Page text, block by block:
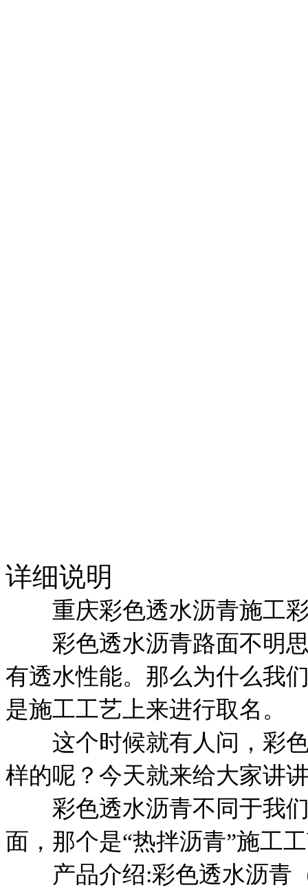
详细说明
重庆彩色透水沥青施工彩
彩色透水沥青路面不明思
有透水性能。那么为什么我
是施工工艺上来进行取名。
这个时候就有人问，彩色
样的呢？今天就来给大家讲
彩色透水沥青不同于我们
面，那个是“热拌沥青”施工
产品介绍:彩色透水沥青